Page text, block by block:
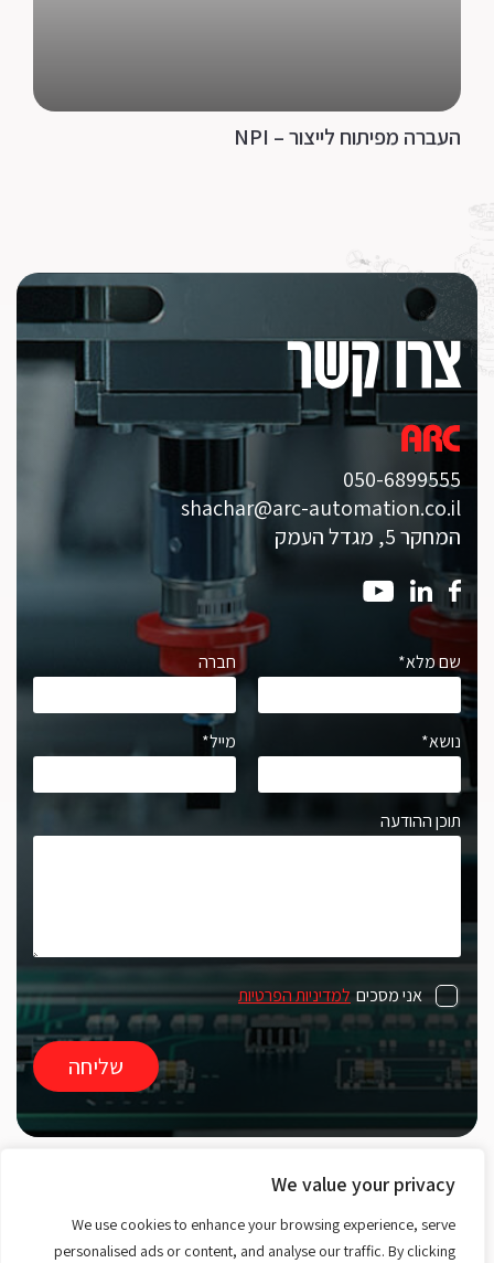
We value your privacy
We use cookies to enhance your browsing experience, serve
personalised ads or content, and analyse our traffic. By clicking
העברה מפיתוח לייצור – NPI
צרו קשר
050-6899555
shachar@arc-automation.co.il
המחקר 5, מגדל העמק
שם מלא* חברה
נושא* מייל*
תוכן ההודעה
אני מסכים למדיניות הפרטיות
ארק אוטומציה מובילה בפיתוח וייצור מערכות אוטומציה,
רובוטיקה ומכונות ייעודיות לתעשייה. אנו מתמחים במכניקה
עדינה ובמציאת פתרונות חדשניים, ומספקים מענה מדויק
הכולל מבדקים אוטומטיים, מערכות בקרה ויישומי איסוף נתונים.